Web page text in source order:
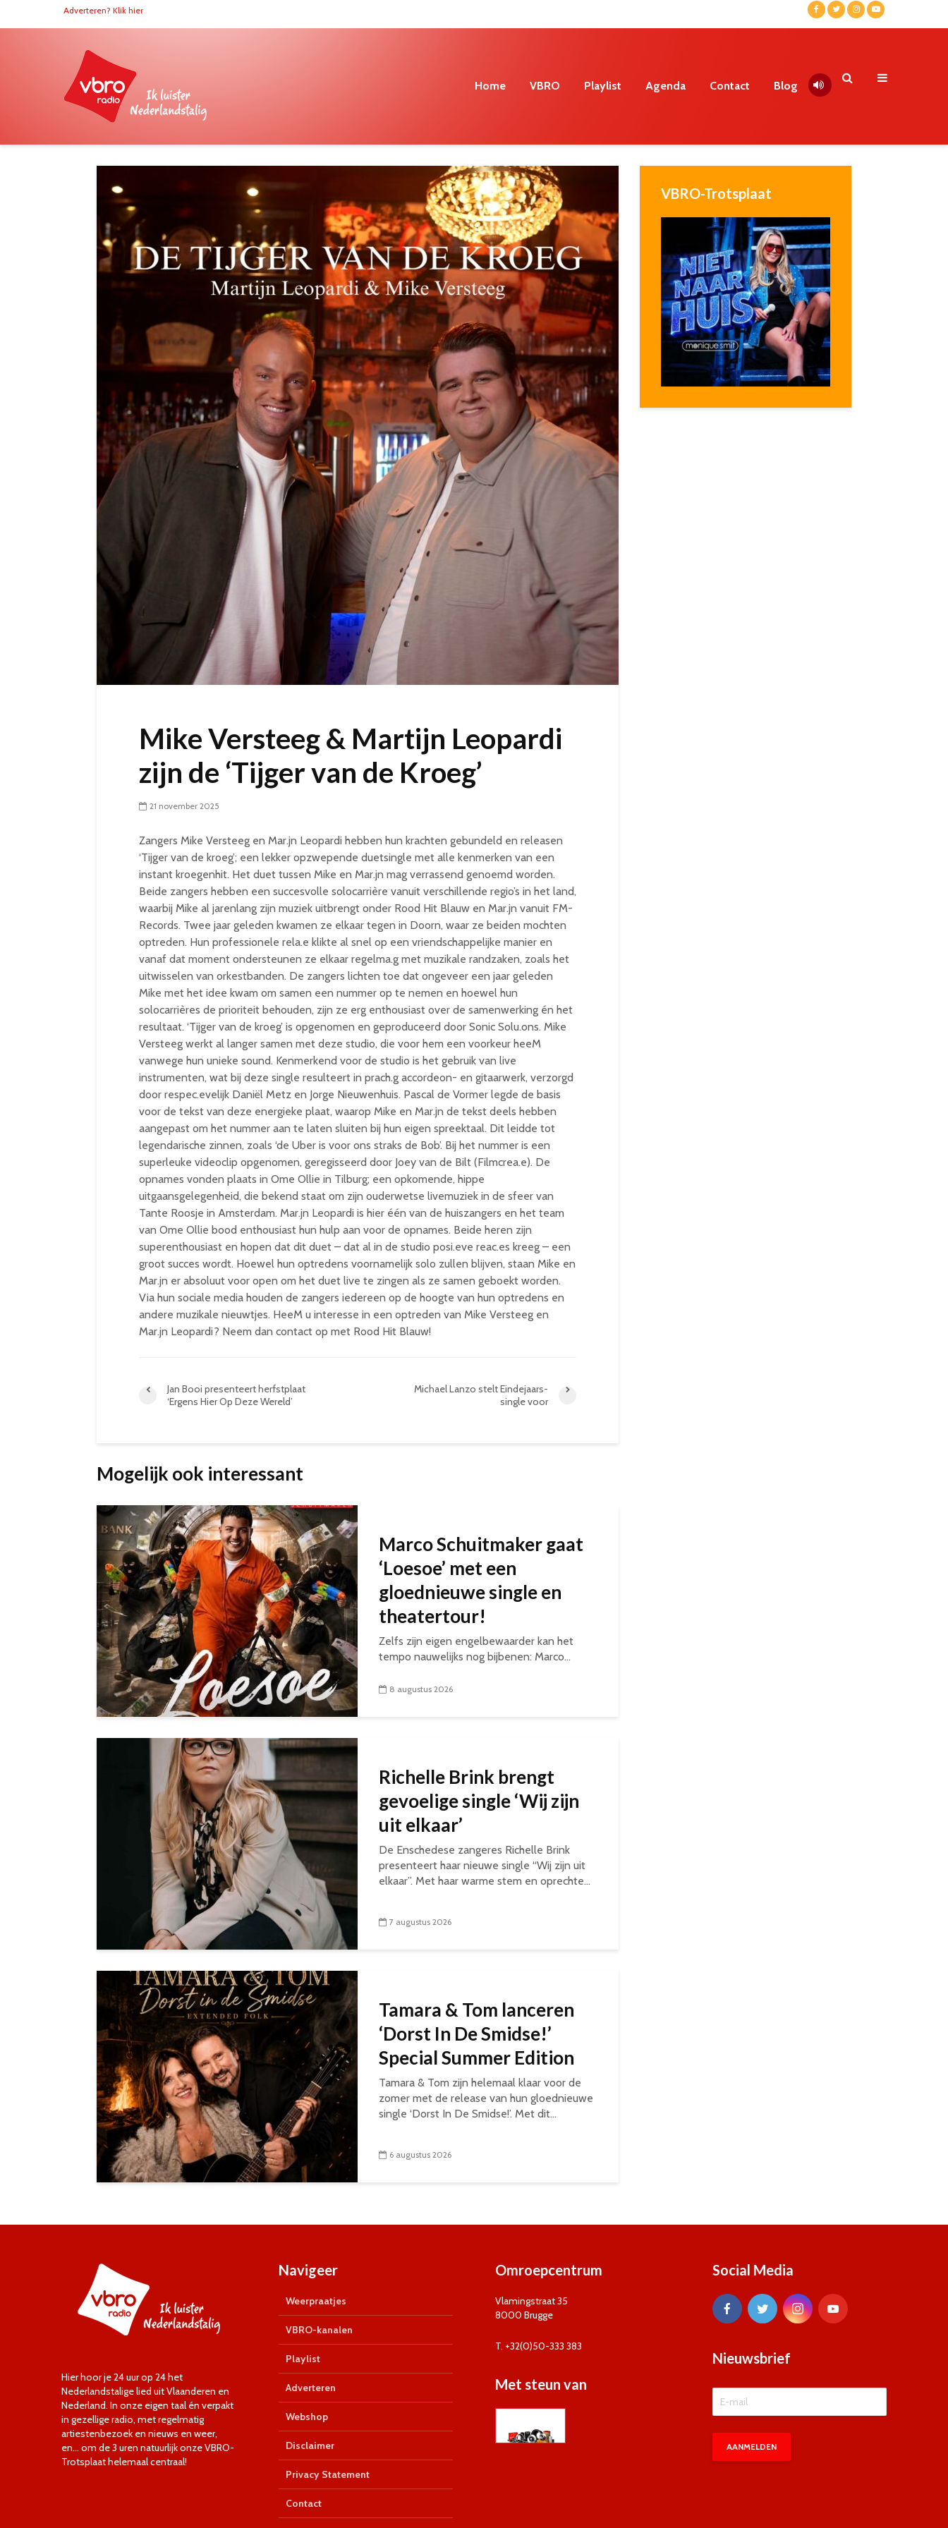
Adverteren? Klik hier
Home VBRO Playlist Agenda Contact Blog
Mike Versteeg & Martijn Leopardi
zijn de ‘Tijger van de Kroeg’
21 november 2025
Zangers Mike Versteeg en Mar.jn Leopardi hebben hun krachten gebundeld en releasen
‘Tijger van de kroeg’; een lekker opzwepende duetsingle met alle kenmerken van een
instant kroegenhit. Het duet tussen Mike en Mar.jn mag verrassend genoemd worden.
Beide zangers hebben een succesvolle solocarrière vanuit verschillende regio’s in het land,
waarbij Mike al jarenlang zijn muziek uitbrengt onder Rood Hit Blauw en Mar.jn vanuit FM-
Records. Twee jaar geleden kwamen ze elkaar tegen in Doorn, waar ze beiden mochten
optreden. Hun professionele rela.e klikte al snel op een vriendschappelijke manier en
vanaf dat moment ondersteunen ze elkaar regelma.g met muzikale randzaken, zoals het
uitwisselen van orkestbanden. De zangers lichten toe dat ongeveer een jaar geleden
Mike met het idee kwam om samen een nummer op te nemen en hoewel hun
solocarrières de prioriteit behouden, zijn ze erg enthousiast over de samenwerking én het
resultaat. ‘Tijger van de kroeg’ is opgenomen en geproduceerd door Sonic Solu.ons. Mike
Versteeg werkt al langer samen met deze studio, die voor hem een voorkeur heeM
vanwege hun unieke sound. Kenmerkend voor de studio is het gebruik van live
instrumenten, wat bij deze single resulteert in prach.g accordeon- en gitaarwerk, verzorgd
door respec.evelijk Daniël Metz en Jorge Nieuwenhuis. Pascal de Vormer legde de basis
voor de tekst van deze energieke plaat, waarop Mike en Mar.jn de tekst deels hebben
aangepast om het nummer aan te laten sluiten bij hun eigen spreektaal. Dit leidde tot
legendarische zinnen, zoals ‘de Uber is voor ons straks de Bob’. Bij het nummer is een
superleuke videoclip opgenomen, geregisseerd door Joey van de Bilt (Filmcrea.e). De
opnames vonden plaats in Ome Ollie in Tilburg; een opkomende, hippe
uitgaansgelegenheid, die bekend staat om zijn ouderwetse livemuziek in de sfeer van
Tante Roosje in Amsterdam. Mar.jn Leopardi is hier één van de huiszangers en het team
van Ome Ollie bood enthousiast hun hulp aan voor de opnames. Beide heren zijn
superenthousiast en hopen dat dit duet – dat al in de studio posi.eve reac.es kreeg – een
groot succes wordt. Hoewel hun optredens voornamelijk solo zullen blijven, staan Mike en
Mar.jn er absoluut voor open om het duet live te zingen als ze samen geboekt worden.
Via hun sociale media houden de zangers iedereen op de hoogte van hun optredens en
andere muzikale nieuwtjes. HeeM u interesse in een optreden van Mike Versteeg en
Mar.jn Leopardi? Neem dan contact op met Rood Hit Blauw!
Jan Booi presenteert herfstplaat
‘Ergens Hier Op Deze Wereld’
Michael Lanzo stelt Eindejaars-
single voor
Mogelijk ook interessant
Marco Schuitmaker gaat
‘Loesoe’ met een
gloednieuwe single en
theatertour!
Zelfs zijn eigen engelbewaarder kan het
tempo nauwelijks nog bijbenen: Marco...
8 augustus 2026
Richelle Brink brengt
gevoelige single ‘Wij zijn
uit elkaar’
De Enschedese zangeres Richelle Brink
presenteert haar nieuwe single “Wij zijn uit
elkaar”. Met haar warme stem en oprechte...
7 augustus 2026
Tamara & Tom lanceren
‘Dorst In De Smidse!’
Special Summer Edition
Tamara & Tom zijn helemaal klaar voor de
zomer met de release van hun gloednieuwe
single ‘Dorst In De Smidse!’. Met dit...
6 augustus 2026
VBRO-Trotsplaat
Hier hoor je 24 uur op 24 het
Nederlandstalige lied uit Vlaanderen en
Nederland. In onze eigen taal én verpakt
in gezellige radio, met regelmatig
artiestenbezoek en nieuws en weer,
en… om de 3 uren natuurlijk onze VBRO-
Trotsplaat helemaal centraal!
Navigeer
Weerpraatjes
VBRO-kanalen
Playlist
Adverteren
Webshop
Disclaimer
Privacy Statement
Contact
Omroepcentrum
Vlamingstraat 35
8000 Brugge
T. +32(0)50-333 383
Met steun van
Social Media
Nieuwsbrief